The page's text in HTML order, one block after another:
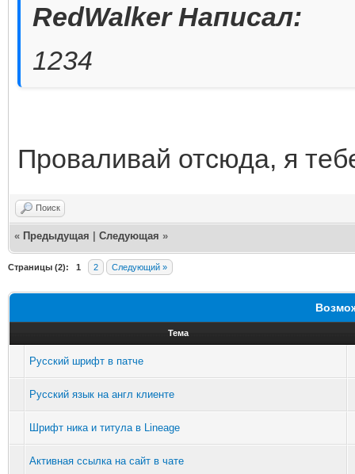
RedWalker Написал:
1234
Проваливай отсюда, я
Поиск
« Предыдущая Следующая »
Страницы (2): 1 2 Следующий »
Тема
Русский шрифт в патче
Русский язык на англ клиенте
Шрифт ника и титула в Lineage
Активная ссылка на сайт в чате